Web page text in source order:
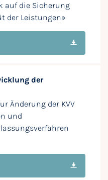
auf die Sicherung
der Leistungen»
der
Änderung der KVV
und